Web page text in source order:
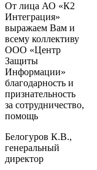
От лица АО «К2
Интеграция»
выражаем Вам и
всему коллективу
ООО «Центр
Защиты
Информации»
благодарность и
признательность
за сотрудничество,
помощь
Белогуров К.В.,
генеральный
директор